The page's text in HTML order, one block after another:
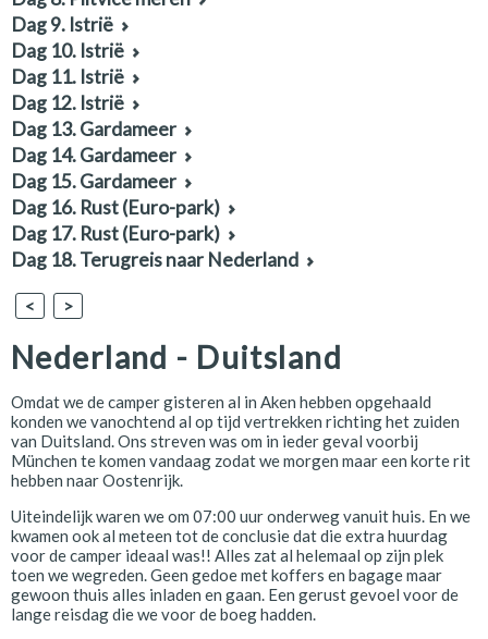
< >
Nederland - Duitsland
Omdat we de camper gisteren al in Aken hebben opgehaald
konden we vanochtend al op tijd vertrekken richting het zuiden
van Duitsland. Ons streven was om in ieder geval voorbij
München te komen vandaag zodat we morgen maar een korte rit
hebben naar Oostenrijk.
Uiteindelijk waren we om 07:00 uur onderweg vanuit huis. En we
kwamen ook al meteen tot de conclusie dat die extra huurdag
voor de camper ideaal was!! Alles zat al helemaal op zijn plek
toen we wegreden. Geen gedoe met koffers en bagage maar
gewoon thuis alles inladen en gaan. Een gerust gevoel voor de
lange reisdag die we voor de boeg hadden.
Dag 9. Istrië
Dag 10. Istrië
Dag 11. Istrië
Dag 12. Istrië
Dag 13. Gardameer
Dag 14. Gardameer
Dag 15. Gardameer
Dag 16. Rust (Euro-park)
Dag 17. Rust (Euro-park)
Dag 18. Terugreis naar Nederland